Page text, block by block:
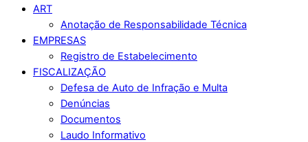
ART
Anotação de Responsabilidade Técnica
EMPRESAS
Registro de Estabelecimento
FISCALIZAÇÃO
Defesa de Auto de Infração e Multa
Denúncias
Documentos
Laudo Informativo